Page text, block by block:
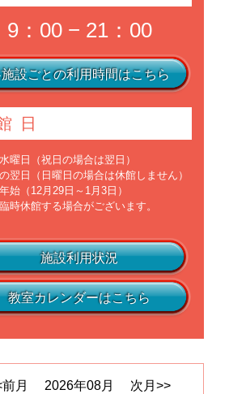
9：00 − 21：00
設ごとの利用時間はこちら
日
曜日（祝日の場合は翌日）
翌日（日曜日の場合は休館しません）
始（12月29日～1月3日）
時休館する場合がございます。
施設利用状況
教室カレンダーはこちら
月 2026年08月 次月>>